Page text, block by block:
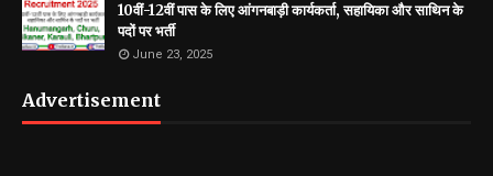
10वीं-12वीं पास के लिए आंगनबाड़ी कार्यकर्ता, सहायिका और साथिन के
पदों पर भर्ती
June 23, 2025
Advertisement